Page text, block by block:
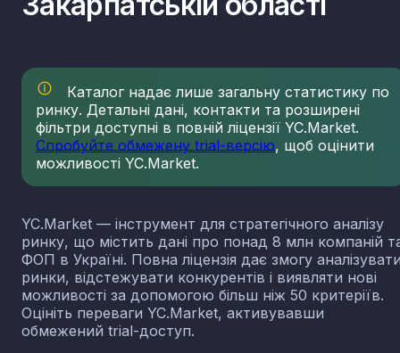
Каталог надає лише загальну статистику по
ринку. Детальні дані, контакти та розширені
фільтри доступні в повній ліцензії YC.Market.
Спробуйте обмежену trial-версію, щоб оцінити
можливості YC.Market.
YC.Market — інструмент для стратегічного аналізу
ринку, що містить дані про понад 8 млн компаній
ФОП в Україні. Повна ліцензія дає змогу
ринки, відстежувати конкурентів і виявляти нові
можливості за допомогою більш ніж 50 критеріїв.
Оцініть переваги YC.Market, активувавши
обмежений trial-доступ.